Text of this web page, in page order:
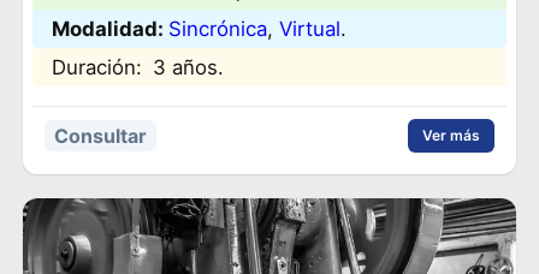
Modalidad: Sincrónica, Virtual.
Duración: 3 años.
Consultar Ver más